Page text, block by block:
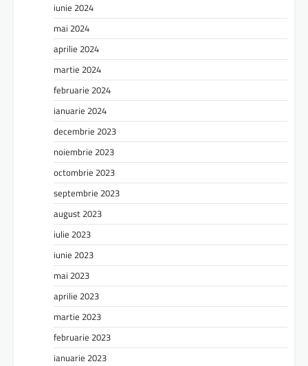
iunie 2024
mai 2024
aprilie 2024
martie 2024
februarie 2024
ianuarie 2024
decembrie 2023
noiembrie 2023
octombrie 2023
septembrie 2023
august 2023
iulie 2023
iunie 2023
mai 2023
aprilie 2023
martie 2023
februarie 2023
ianuarie 2023